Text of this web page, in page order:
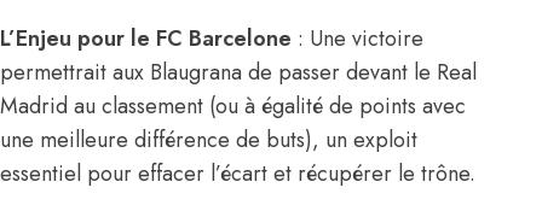
L’Enjeu pour le FC Barcelone : Une victoire
permettrait aux Blaugrana de passer devant le Real
Madrid au classement (ou à égalité de points avec
une meilleure différence de buts), un exploit
essentiel pour effacer l’écart et récupérer le trône.